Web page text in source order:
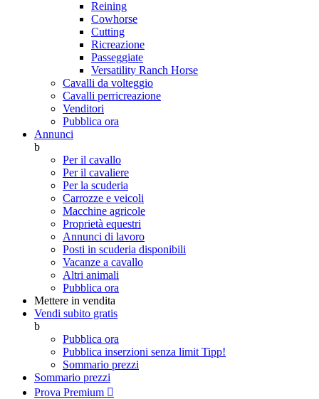
Reining
Cowhorse
Cutting
Ricreazione
Passeggiate
Versatility Ranch Horse
Cavalli da volteggio
Cavalli perricreazione
Venditori
Pubblica ora
Annunci
b
Per il cavallo
Per il cavaliere
Per la scuderia
Carrozze e veicoli
Macchine agricole
Proprietà equestri
Annunci di lavoro
Posti in scuderia disponibili
Vacanze a cavallo
Altri animali
Pubblica ora
Mettere in vendita
Vendi subito gratis
b
Pubblica ora
Pubblica inserzioni senza limit Tipp!
Sommario prezzi
Sommario prezzi
Prova Premium 